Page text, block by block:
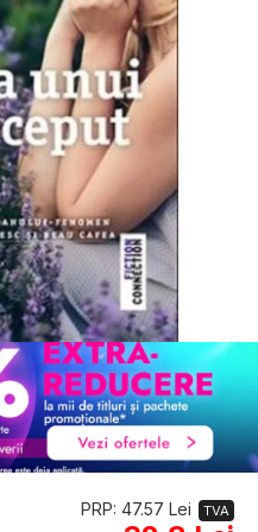
PRP: 47.57 Lei TVA